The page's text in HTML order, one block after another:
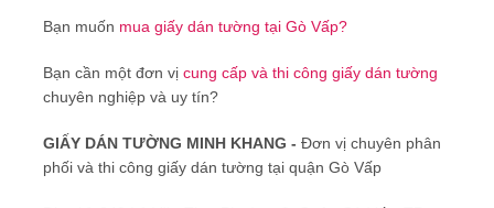
Bạn muốn mua giấy dán tường tại Gò Vấp?
Bạn cần một đơn vị cung cấp và thi công giấy dán tường
chuyên nghiệp và uy tín?
GIẤY DÁN TƯỜNG MINH KHANG - Đơn vị chuyên phân
phối và thi công giấy dán tường tại quận Gò Vấp